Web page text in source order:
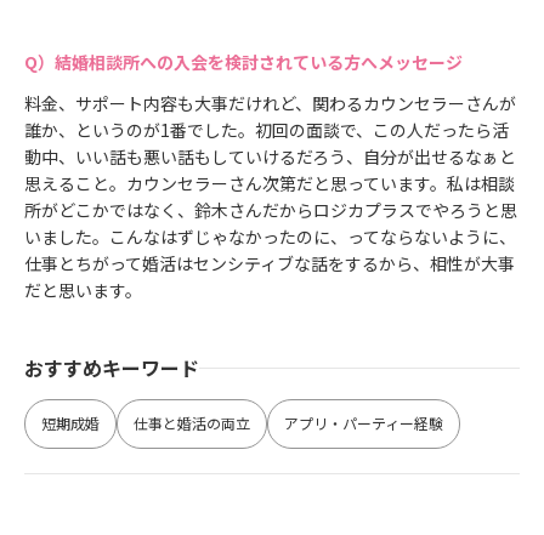
結婚相談所への入会を検討されている方へメッセージ
料金、サポート内容も大事だけれど、関わるカウンセラーさんが
誰か、というのが1番でした。初回の面談で、この人だったら活
動中、いい話も悪い話もしていけるだろう、自分が出せるなぁと
思えること。カウンセラーさん次第だと思っています。私は相談
所がどこかではなく、鈴木さんだからロジカプラスでやろうと思
いました。こんなはずじゃなかったのに、ってならないように、
仕事とちがって婚活はセンシティブな話をするから、相性が大事
だと思います。
おすすめキーワード
短期成婚 仕事と婚活の両立 アプリ・パーティー経験